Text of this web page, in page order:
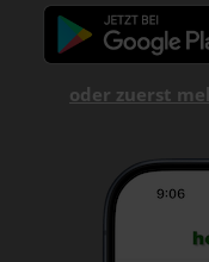
oder zuerst